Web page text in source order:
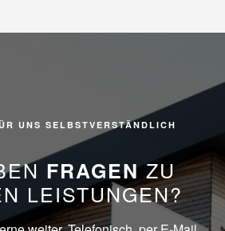
UNS SELBSTVERSTÄNDLICH
FRAGENZU
LEISTUNGEN?